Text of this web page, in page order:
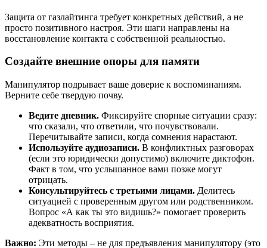
Защита от газлайтинга требует конкретных действий, а не
просто позитивного настроя. Эти шаги направлены на
восстановление контакта с собственной реальностью.
Создайте внешние опоры для памяти
Манипулятор подрывает ваше доверие к воспоминаниям.
Верните себе твердую почву.
Ведите дневник. Фиксируйте спорные ситуации сразу:
что сказали, что ответили, что почувствовали.
Перечитывайте записи, когда сомнения нарастают.
Используйте аудиозаписи. В конфликтных разговорах
(если это юридически допустимо) включите диктофон.
Факт в том, что услышанное вами позже могут
отрицать.
Консультируйтесь с третьими лицами. Делитесь
ситуацией с проверенным другом или родственником.
Вопрос «А как ты это видишь?» помогает проверить
адекватность восприятия.
Важно: Эти методы – не для предъявления манипулятору (это